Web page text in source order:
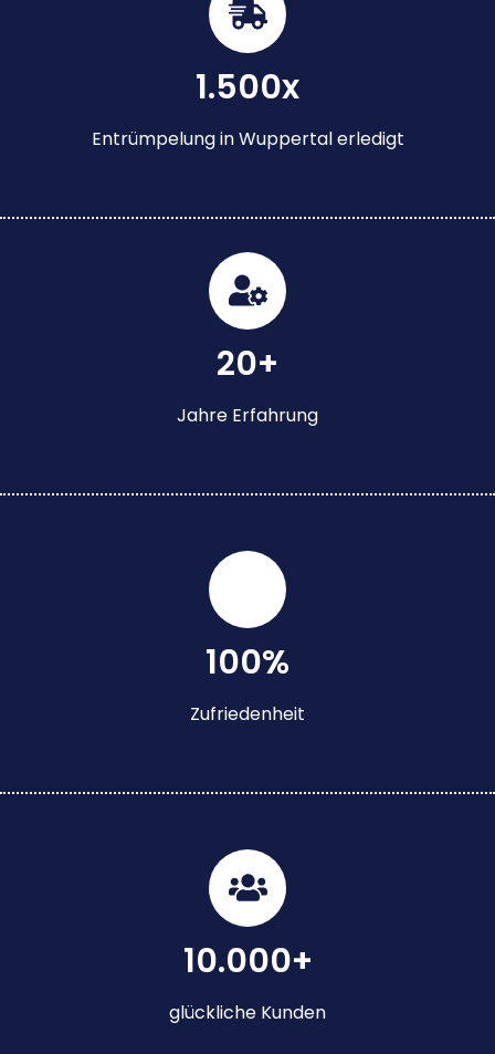
1.500x
Entrümpelung in Wuppertal erledigt
20+
Jahre Erfahrung
100%
Zufriedenheit
10.000+
glückliche Kunden